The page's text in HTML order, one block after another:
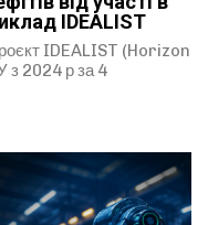
IDEALIST
IDEALIST (Horizon
з 2024 р за 4